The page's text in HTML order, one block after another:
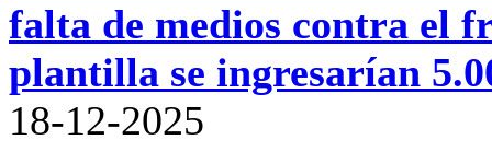
falta de medios contra el
plantilla se ingresarían
18-12-2025